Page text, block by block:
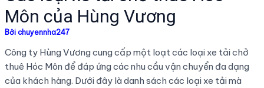
Môn của Hùng Vương
Bởi chuyennha247
Công ty Hùng Vương cung cấp một loạt các loại xe tải chở
thuê Hóc Môn để đáp ứng các nhu cầu vận chuyển đa dạng
của khách hàng. Dưới đây là danh sách các loại xe tải mà